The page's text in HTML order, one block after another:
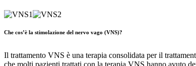
Che cos’è la stimolazione del nervo vago (VNS)?
Il trattamento VNS è una terapia consolidata per il
che molti pazienti trattati con la terapia VNS hanno avuto